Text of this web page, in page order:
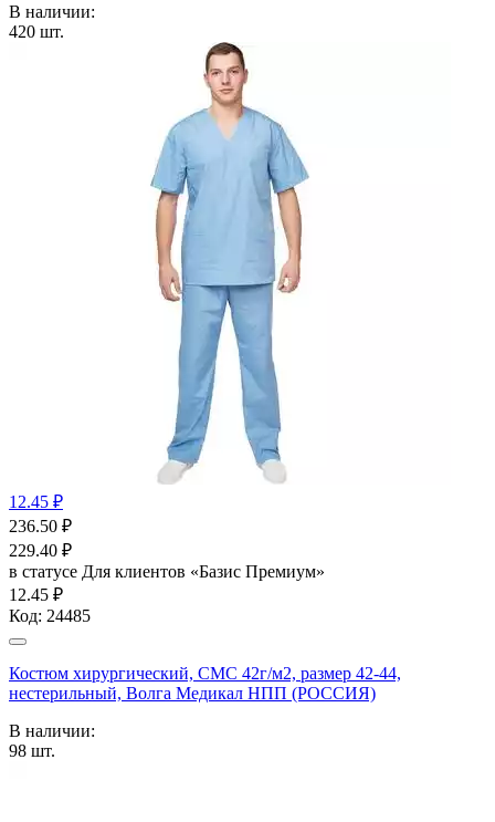
В наличии:
420 шт.
12.45 ₽
236.50 ₽
229.40 ₽
в статусе Для клиентов «Базис Премиум»
12.45 ₽
Код: 24485
Костюм хирургический, СМС 42г/м2, размер 42-44,
нестерильный, Волга Медикал НПП (РОССИЯ)
В наличии:
98 шт.